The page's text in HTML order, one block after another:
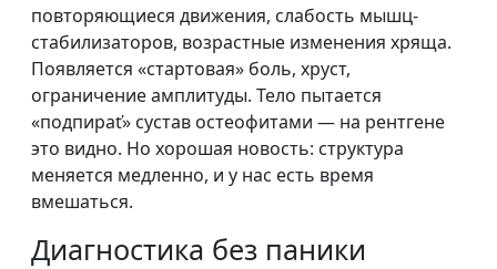
повторяющиеся движения, слабость мышц-
стабилизаторов, возрастные изменения хряща.
Появляется «стартовая» боль, хруст,
ограничение амплитуды. Тело пытается
«подпираť» сустав остеофитами — на рентгене
это видно. Но хорошая новость: структура
меняется медленно, и у нас есть время
вмешаться.
Диагностика без паники